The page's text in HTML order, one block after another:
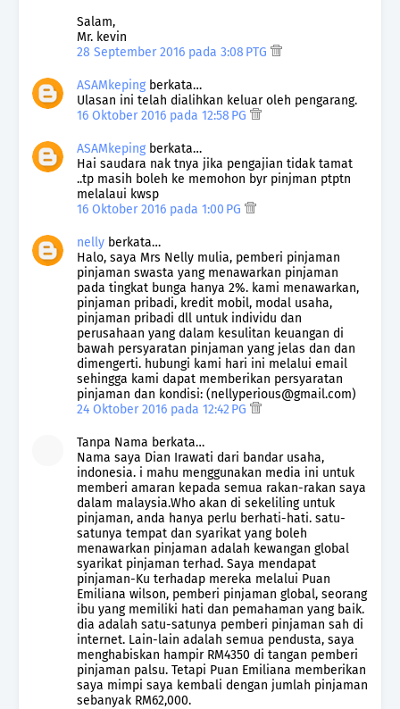
Salam,
Mr. kevin
28 September 2016 pada 3:08 PTG
ASAMkeping berkata…
Ulasan ini telah dialihkan keluar oleh pengarang.
16 Oktober 2016 pada 12:58 PG
ASAMkeping berkata…
Hai saudara nak tnya jika pengajian tidak tamat
..tp masih boleh ke memohon byr pinjman ptptn
melalaui kwsp
16 Oktober 2016 pada 1:00 PG
nelly berkata…
Halo, saya Mrs Nelly mulia, pemberi pinjaman
pinjaman swasta yang menawarkan pinjaman
pada tingkat bunga hanya 2%. kami menawarkan,
pinjaman pribadi, kredit mobil, modal usaha,
pinjaman pribadi dll untuk individu dan
perusahaan yang dalam kesulitan keuangan di
bawah persyaratan pinjaman yang jelas dan dan
dimengerti. hubungi kami hari ini melalui email
sehingga kami dapat memberikan persyaratan
pinjaman dan kondisi: (nellyperious@gmail.com)
24 Oktober 2016 pada 12:42 PG
Tanpa Nama berkata…
Nama saya Dian Irawati dari bandar usaha,
indonesia. i mahu menggunakan media ini untuk
memberi amaran kepada semua rakan-rakan saya
dalam malaysia.Who akan di sekeliling untuk
pinjaman, anda hanya perlu berhati-hati. satu-
satunya tempat dan syarikat yang boleh
menawarkan pinjaman adalah kewangan global
syarikat pinjaman terhad. Saya mendapat
pinjaman-Ku terhadap mereka melalui Puan
Emiliana wilson, pemberi pinjaman global, seorang
ibu yang memiliki hati dan pemahaman yang baik.
dia adalah satu-satunya pemberi pinjaman sah di
internet. Lain-lain adalah semua pendusta, saya
menghabiskan hampir RM4350 di tangan pemberi
pinjaman palsu. Tetapi Puan Emiliana memberikan
saya mimpi saya kembali dengan jumlah pinjaman
sebanyak RM62,000.